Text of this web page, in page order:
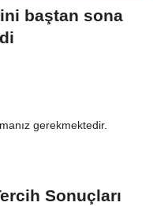
baştan sona
gerekmektedir.
Sonuçları